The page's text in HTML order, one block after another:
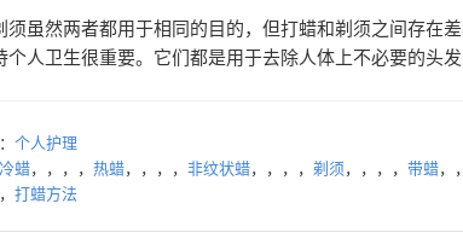
须虽然两者都用于相同的目的，但打蜡和剃须之间存在
个人卫生很重要。它们都是用于去除人体上不必要的头
个人护理
冷蜡，，，， 热蜡，，，， 非纹状蜡，，，， 剃须，，，， 带蜡，
打蜡方法